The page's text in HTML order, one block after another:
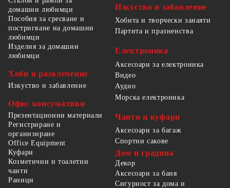
домашни любимци
Пособия за сресване и
постригване на домашни
любимци
Изделия за домашни
любимци
Хоби и развлечение
Изкуство и забавление
Офис консумативи
Презентационни материали
Регистриране и
организиране
Office Equipment
Изкуство и забавление
Хобита и творчески занаяти
Партита и празненства
Електроника
Аксесоари за електроника
Видео
Аудио
Морска електроника
Чанти и куфари
Аксесоари за багаж
Спортни сакове
Куфари
Козметични и тоалетни
чанти
Раници
Дом и градина
Декор
Аксесоари за баня
Сигурност за дома и